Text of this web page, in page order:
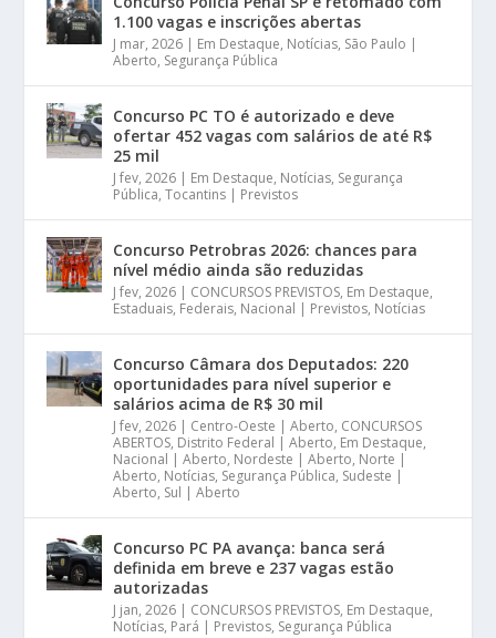
1.100 vagas e inscrições abertas
J mar, 2026 | Em Destaque, Notícias, São Paulo |
Aberto, Segurança Pública
Concurso PC TO é autorizado e deve
ofertar 452 vagas com salários de até R$
25 mil
J fev, 2026 | Em Destaque, Notícias, Segurança
Pública,Tocantins | Previstos
Concurso Petrobras 2026: chances para
nível médio ainda são reduzidas
J fev, 2026 | CONCURSOS PREVISTOS, Em Destaque,
Estaduais, Federais, Nacional | Previstos, Notícias
Concurso Câmara dos Deputados: 220
oportunidades para nível superior e
salários acima de R$ 30 mil
J fev, 2026 | Centro-Oeste | Aberto, CONCURSOS
ABERTOS, Distrito Federal | Aberto, Em Destaque,
Nacional | Aberto, Nordeste | Aberto, Norte |
Aberto, Notícias, Segurança Pública, Sudeste |
Aberto, Sul | Aberto
Concurso PC PA avança: banca será
definida em breve e 237 vagas estão
autorizadas
J jan, 2026 | CONCURSOS PREVISTOS, Em Destaque,
Notícias, Pará | Previstos, Segurança Pública